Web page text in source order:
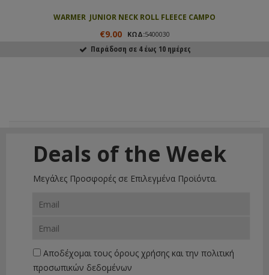
WARMER  JUNIOR NECK ROLL FLEECE CAMPO
€9.00 ΚΩΔ:5400030
Παράδοση σε 4 έως 10 ημέρες
Deals of the Week
Μεγάλες Προσφορές σε Επιλεγμένα Προϊόντα.
Αποδέχομαι τους όρους χρήσης και την πολιτική
προσωπικών δεδομένων